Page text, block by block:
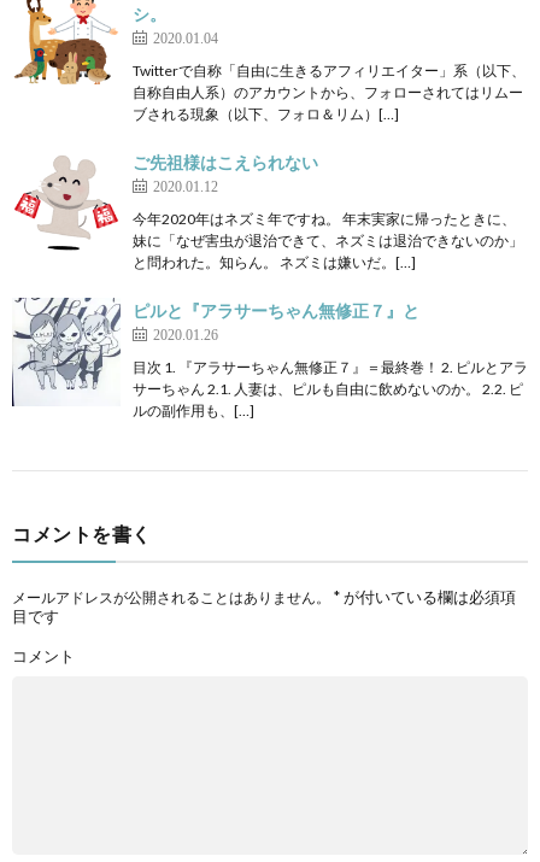
シ。
2020.01.04
Twitterで自称「自由に生きるアフィリエイター」系（以下、
自称自由人系）のアカウントから、フォローされてはリムー
ブされる現象（以下、フォロ＆リム）[…]
ご先祖様はこえられない
2020.01.12
今年2020年はネズミ年ですね。 年末実家に帰ったときに、
妹に「なぜ害虫が退治できて、ネズミは退治できないのか」
と問われた。知らん。 ネズミは嫌いだ。[…]
ピルと『アラサーちゃん無修正７』と
2020.01.26
目次 1. 『アラサーちゃん無修正７』＝最終巻！ 2. ピルとアラ
サーちゃん 2.1. 人妻は、ピルも自由に飲めないのか。 2.2. ピ
ルの副作用も、[…]
コメントを書く
メールアドレスが公開されることはありません。 *が付いている欄は必須項
目です
コメント